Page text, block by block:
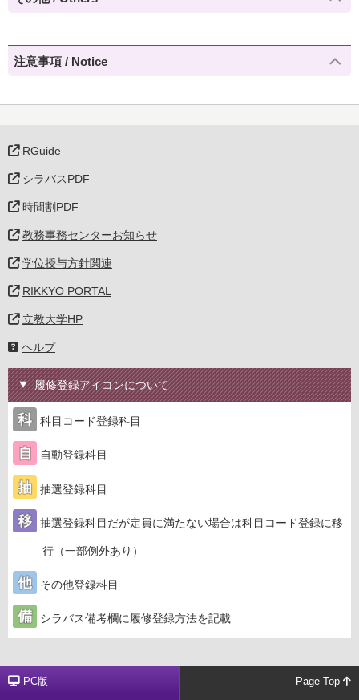
注意事項 / Notice
RGuide
シラバスPDF
時間割PDF
教務事務センターお知らせ
学位授与方針関連
RIKKYO PORTAL
立教大学HP
ヘルプ
履修登録アイコンについて
科目コード登録科目
自動登録科目
抽選登録科目
抽選登録科目だが定員に満たない場合は科目コード登録に移
行（一部例外あり）
その他登録科目
シラバス備考欄に履修登録方法を記載
PC版 Page Top